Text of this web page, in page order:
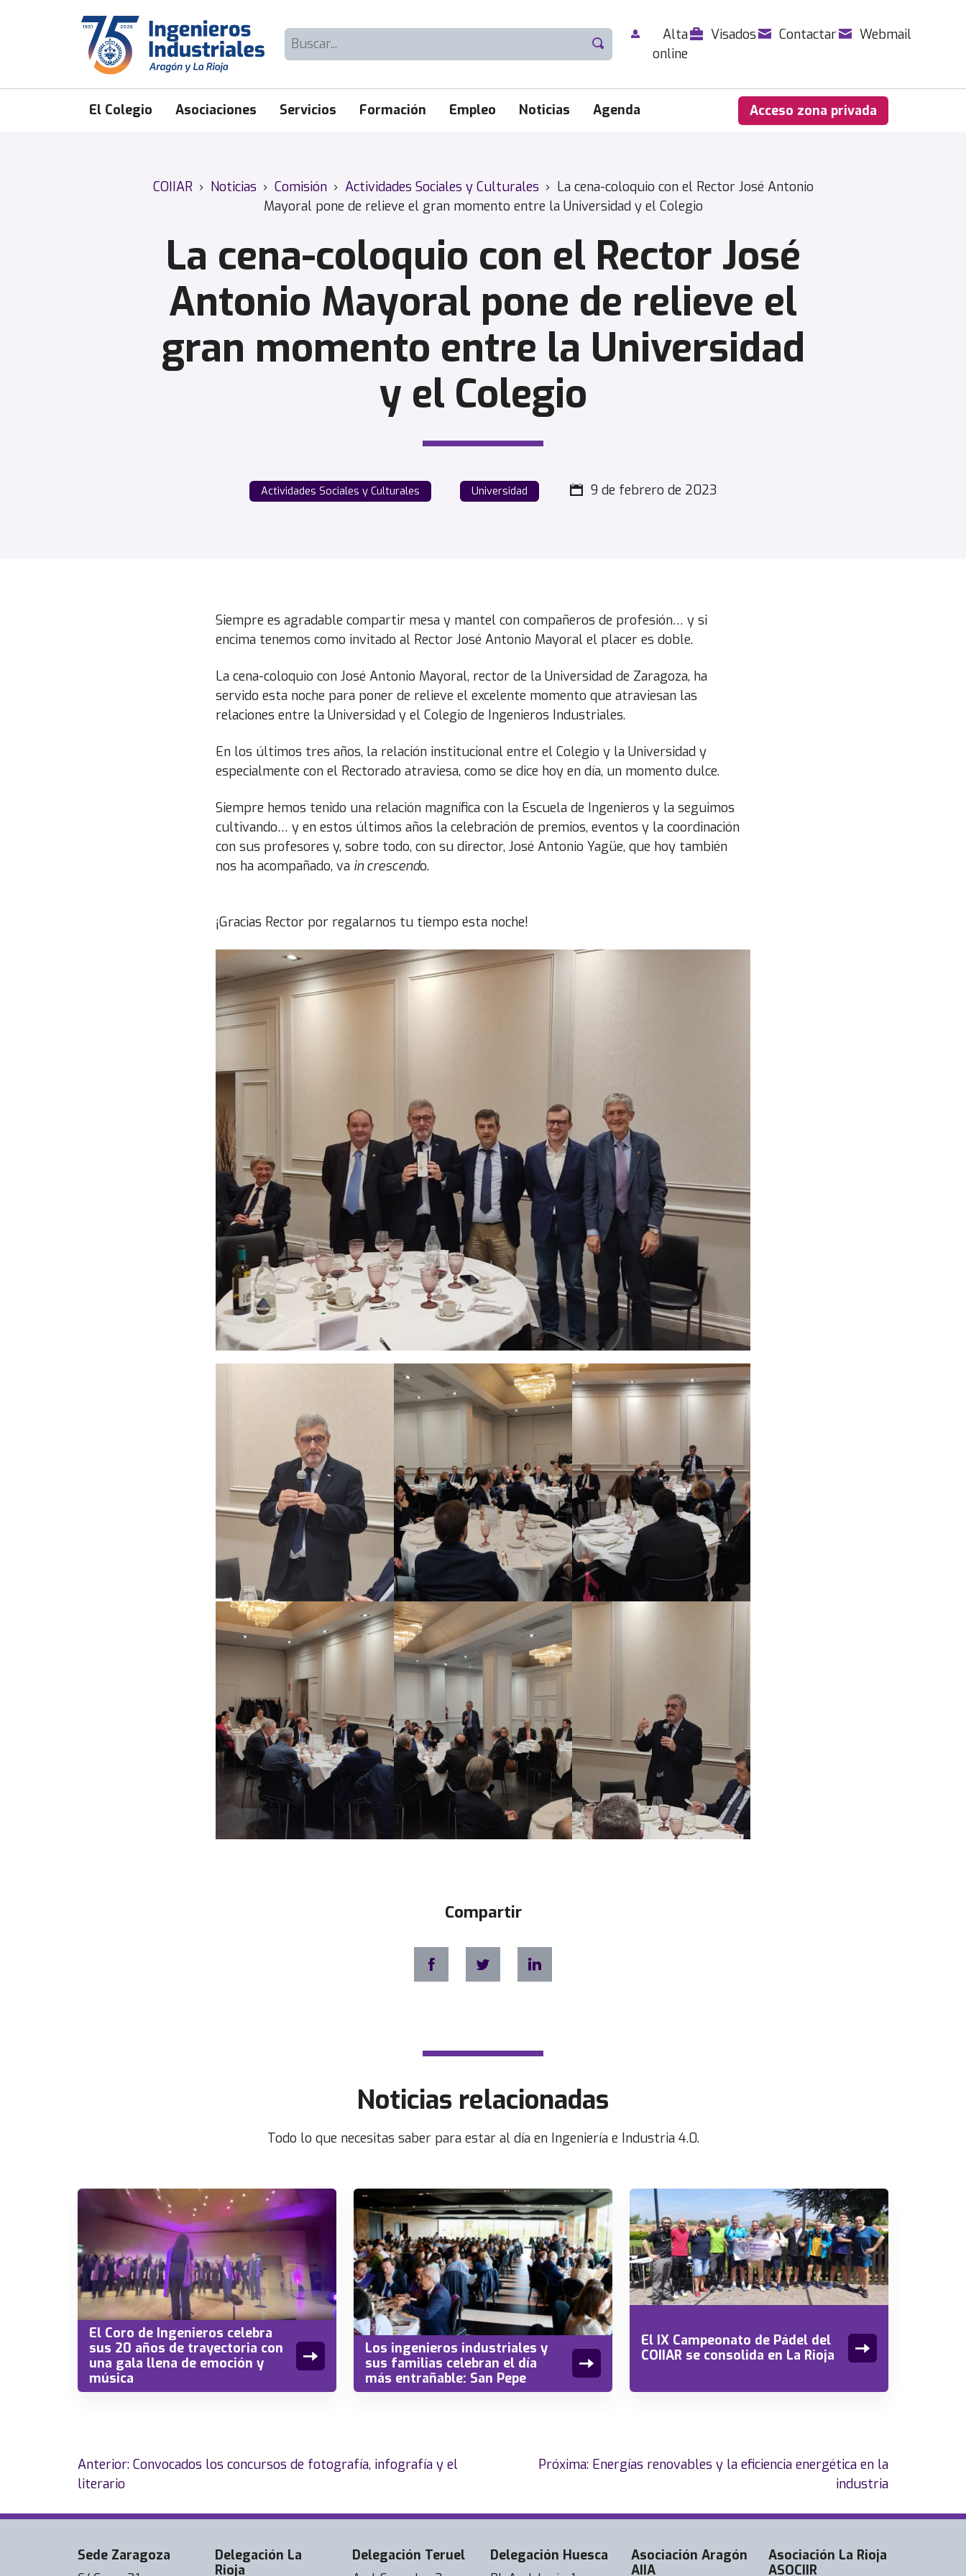
Buscar:
Alta
online
Visados Contactar Webmail
El Colegio Asociaciones Servicios Formación Empleo Noticias Agenda Acceso zona privada
COIIAR › Noticias › Comisión › Actividades Sociales y Culturales › La cena-coloquio con el Rector José Antonio
Mayoral pone de relieve el gran momento entre la Universidad y el Colegio
La cena-coloquio con el Rector José
Antonio Mayoral pone de relieve el
gran momento entre la Universidad
y el Colegio
Actividades Sociales y Culturales Universidad 9 de febrero de 2023
Siempre es agradable compartir mesa y mantel con compañeros de profesión… y si
encima tenemos como invitado al Rector José Antonio Mayoral el placer es doble.
La cena-coloquio con José Antonio Mayoral, rector de la Universidad de Zaragoza, ha
servido esta noche para poner de relieve el excelente momento que atraviesan las
relaciones entre la Universidad y el Colegio de Ingenieros Industriales.
En los últimos tres años, la relación institucional entre el Colegio y la Universidad y
especialmente con el Rectorado atraviesa, como se dice hoy en día, un momento dulce.
Siempre hemos tenido una relación magnífica con la Escuela de Ingenieros y la seguimos
cultivando… y en estos últimos años la celebración de premios, eventos y la coordinación
con sus profesores y, sobre todo, con su director, José Antonio Yagüe, que hoy también
nos ha acompañado, va in crescendo.
¡Gracias Rector por regalarnos tu tiempo esta noche!
Compartir
Noticias relacionadas
Todo lo que necesitas saber para estar al día en Ingeniería e Industria 4.0.
El Coro de Ingenieros celebra
sus 20 años de trayectoria con
una gala llena de emoción y
música
Los ingenieros industriales y
sus familias celebran el día
más entrañable: San Pepe
El IX Campeonato de Pádel del
COIIAR se consolida en La Rioja
Navegación
de
Anterior: Convocados los concursos de fotografía, infografía y el
literario
Próxima: Energías renovables y la eficiencia energética en la
industria
Sede Zaragoza
Delegación La
Rioja
Delegación Teruel
Delegación Huesca
Asociación Aragón
AIIA
Asociación La Rioja
ASOCIIR